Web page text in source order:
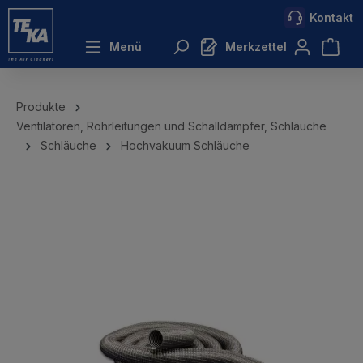
springen Kontakt
Menü Merkzettel
Produkte
Ventilatoren, Rohrleitungen und Schalldämpfer, Schläuche
Schläuche
Hochvakuum Schläuche